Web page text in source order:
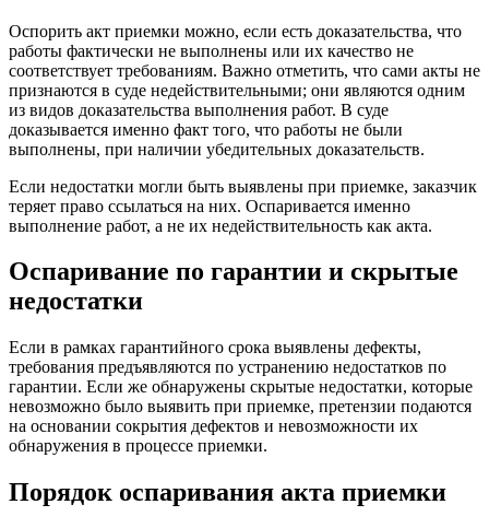
Оспорить акт приемки можно, если есть доказательства, что
работы фактически не выполнены или их качество не
соответствует требованиям. Важно отметить, что сами акты не
признаются в суде недействительными; они являются одним
из видов доказательства выполнения работ. В суде
доказывается именно факт того, что работы не были
выполнены, при наличии убедительных доказательств.
Если недостатки могли быть выявлены при приемке, заказчик
теряет право ссылаться на них. Оспаривается именно
выполнение работ, а не их недействительность как акта.
Оспаривание по гарантии и скрытые
недостатки
Если в рамках гарантийного срока выявлены дефекты,
требования предъявляются по устранению недостатков по
гарантии. Если же обнаружены скрытые недостатки, которые
невозможно было выявить при приемке, претензии подаются
на основании сокрытия дефектов и невозможности их
обнаружения в процессе приемки.
Порядок оспаривания акта приемки